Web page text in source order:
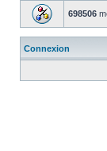
698506
Connexion